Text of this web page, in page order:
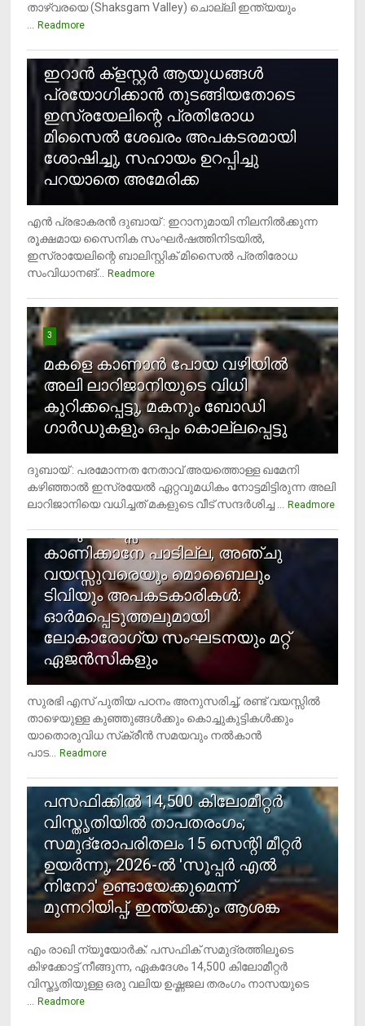
താഴ്‌വരയെ (Shaksgam Valley) ചൊല്ലി ഇന്ത്യയും
Readmore
ഇറാന്‍ ക്‌ളസ്റ്റര്‍ ആയുധങ്ങള്‍
പ്രയോഗിക്കാന്‍ തുടങ്ങിയതോടെ
ഇസ്രയേലിന്റെ പ്രതിരോധ
മിസൈല്‍ ശേഖരം അപകടരമായി
ശോഷിച്ചു, സഹായം ഉറപ്പിച്ചു
പറയാതെ അമേരിക്ക
എന്‍ പ്രഭാകരന്‍ ദുബായ് : ഇറാനുമായി നിലനില്‍ക്കുന്ന
രൂക്ഷമായ സൈനിക സംഘര്‍ഷത്തിനിടയില്‍,
ഇസ്രായേലിന്റെ ബാലിസ്റ്റിക് മിസൈല്‍ പ്രതിരോധ
സംവിധാനങ്...
Readmore
3
മകളെ കാണാന്‍ പോയ വഴിയില്‍
അലി ലാറിജാനിയുടെ വിധി
കുറിക്കപ്പെട്ടു, മകനും ബോഡി
ഗാര്‍ഡുകളും ഒപ്പം കൊല്ലപ്പെട്ടു
ദുബായ് : പരമോന്നത നേതാവ് അയത്തൊള്ള ഖമേനി
കഴിഞ്ഞാല്‍ ഇസ്രയേല്‍ ഏറ്റവുമധികം നോട്ടമിട്ടിരുന്ന അലി
ലാറിജാനിയെ വധിച്ചത് മകളുടെ വീട് സന്ദര്‍ശിച്ച ...
Readmore
4
രണ്ടു വയസ്സില്‍ താഴെ സ്‌ക്രീന്‍
കാണിക്കാനേ പാടില്ല, അഞ്ചു
വയസ്സുവരെയും മൊബൈലും
ടിവിയും അപകടകാരികള്‍:
ഓര്‍മപ്പെടുത്തലുമായി
ലോകാരോഗ്യ സംഘടനയും മറ്റ്
ഏജന്‍സികളും
സുരഭി എസ് പുതിയ പഠനം അനുസരിച്ച്, രണ്ട് വയസ്സില്‍
താഴെയുള്ള കുഞ്ഞുങ്ങള്‍ക്കും കൊച്ചുകുട്ടികള്‍ക്കും
യാതൊരുവിധ സ്‌ക്രീന്‍ സമയവും നല്‍കാന്‍
പാട...
Readmore
പസഫിക്കില്‍ 14,500 കിലോമീറ്റര്‍
വിസ്തൃതിയില്‍ താപതരംഗം;
സമുദ്രോപരിതലം 15 സെന്റി മീറ്റര്‍
ഉയര്‍ന്നു, 2026-ല്‍ 'സൂപ്പര്‍ എല്‍
നിനോ' ഉണ്ടായേക്കുമെന്ന്
മുന്നറിയിപ്പ്, ഇന്ത്യക്കും ആശങ്ക
എം രാഖി ന്യൂയോര്‍ക്: പസഫിക് സമുദ്രത്തിലൂടെ
കിഴക്കോട്ട് നീങ്ങുന്ന, ഏകദേശം 14,500 കിലോമീറ്റര്‍
വിസ്തൃതിയുള്ള ഒരു വലിയ ഉഷ്ണജല തരംഗം നാസയുടെ
Readmore